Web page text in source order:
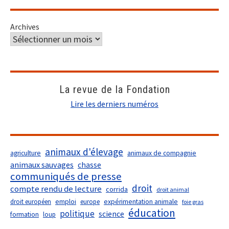
Archives
La revue de la Fondation
Lire les derniers numéros
agriculture animaux d'élevage animaux de compagnie
animaux sauvages chasse
communiqués de presse
compte rendu de lecture corrida droit droit animal
droit européen emploi europe expérimentation animale foie gras
formation loup politique science éducation